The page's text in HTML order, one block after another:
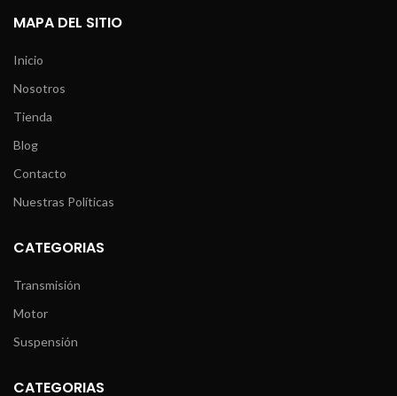
MAPA DEL SITIO
Inicio
Nosotros
Tienda
Blog
Contacto
Nuestras Políticas
CATEGORIAS
Transmisión
Motor
Suspensión
CATEGORIAS